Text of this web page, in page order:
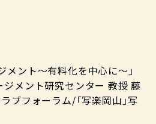
メント～有料化を中心に～」
メント研究センター 教授 藤
フォーラム/「写楽岡山」写